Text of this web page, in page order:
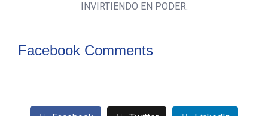
INVIRTIENDO EN PODER.
Facebook Comments